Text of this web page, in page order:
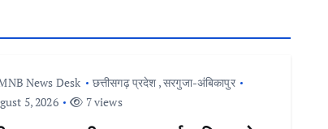
News Desk छत्तीसगढ़ प्रदेश ,सरगुजा-अंबिकापुर
5, 2026
7 views